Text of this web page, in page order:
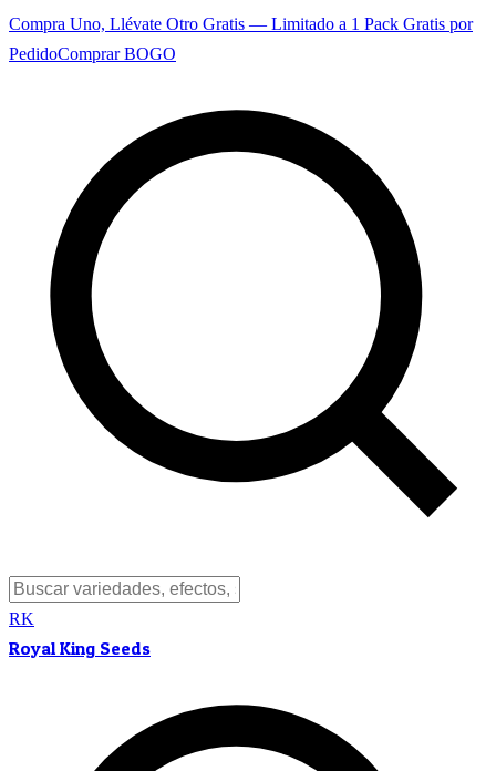
Compra Uno, Llévate Otro Gratis — Limitado a 1 Pack Gratis por
PedidoComprar BOGO
RK
Royal King Seeds